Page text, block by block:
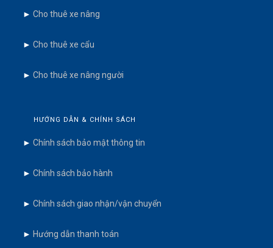
►Cho thuê xe nâng
►Cho thuê xe cẩu
►Cho thuê xe nâng người
HƯỚNG DẪN & CHÍNH SÁCH
►Chính sách bảo mật thông tin
►Chính sách bảo hành
►Chính sách giao nhận/vận chuyển
► Hướng dẫn thanh toán